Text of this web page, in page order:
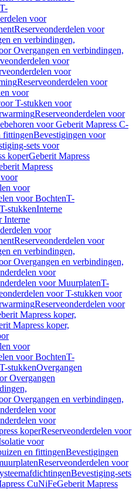
voor
Reserveonderdelen voor
en verbindingen,
Overgangen en verbindingen,
voor
voor
Reserveonderdelen voor
voor
T-stukken voor
Reserveonderdelen voor
voor Geberit Mapress C-
fittingenBevestigingen voor
sets voor
koperGeberit Mapress
Mapress
voor
voor BochtenT-
stukkenInterne
Interne
voor
Reserveonderdelen voor
en verbindingen,
Overgangen en verbindingen,
voor
voor MuurplatenT-
voor T-stukken voor
Reserveonderdelen voor
Mapress koper,
Mapress koper,
voor
voor BochtenT-
stukkenOvergangen
Overgangen
Overgangen en verbindingen,
voor
voor
koperReserveonderdelen voor
voor
en fittingenBevestigingen
Reserveonderdelen voor
Bevestiging-sets
CuNiFeGeberit Mapress